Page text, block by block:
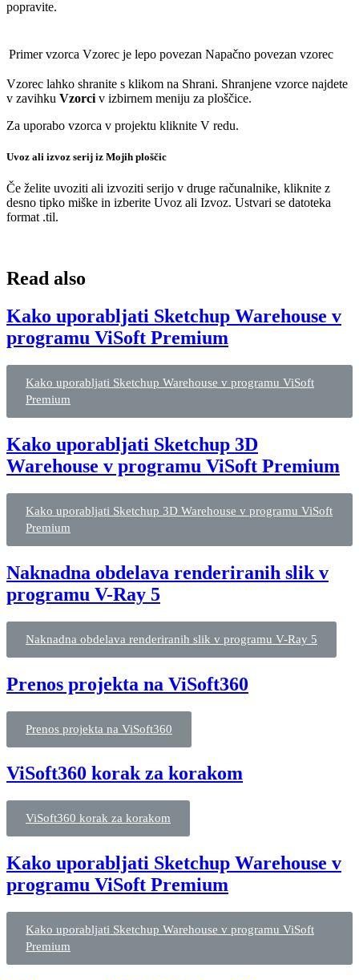
popravite.
Primer vzorca Vzorec je lepo povezan Napačno povezan vzorec
Vzorec lahko shranite s klikom na Shrani. Shranjene vzorce najdete
v zavihku Vzorci v izbirnem meniju za ploščice.
Za uporabo vzorca v projektu kliknite V redu.
Uvoz ali izvoz serij iz Mojih ploščic
Če želite uvoziti ali izvoziti serijo v druge računalnike, kliknite z
desno tipko miške in izberite Uvoz ali Izvoz. Ustvari se datoteka
format .til.
Read also
Kako uporabljati Sketchup Warehouse v
programu ViSoft Premium
Kako uporabljati Sketchup Warehouse v programu ViSoft
Premium
Kako uporabljati Sketchup 3D
Warehouse v programu ViSoft Premium
Kako uporabljati Sketchup 3D Warehouse v programu ViSoft
Premium
Naknadna obdelava renderiranih slik v
programu V-Ray 5
Naknadna obdelava renderiranih slik v programu V-Ray 5
Prenos projekta na ViSoft360
Prenos projekta na ViSoft360
ViSoft360 korak za korakom
ViSoft360 korak za korakom
Kako uporabljati Sketchup Warehouse v
programu ViSoft Premium
Kako uporabljati Sketchup Warehouse v programu ViSoft
Premium